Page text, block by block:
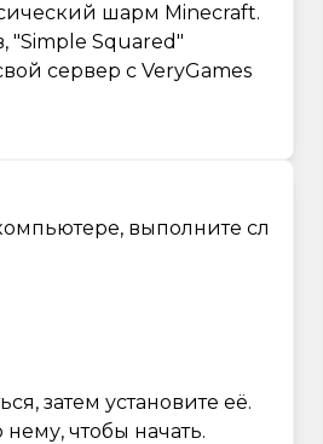
шарм Minecraft.
"Simple Squared"
сервер с VeryGames
выполните сл
затем установите её.
чтобы начать.